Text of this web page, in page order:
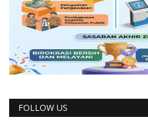
FOLLOW US